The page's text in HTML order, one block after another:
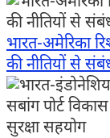
भारत-अमेरिका
की नीतियों से